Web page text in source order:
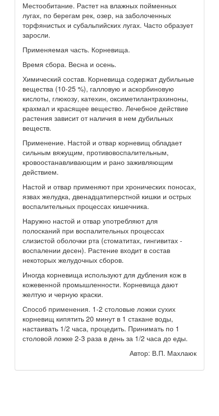
Местообитание. Растет на влажных пойменных
лугах, по берегам рек, озер, на заболоченных
торфянистых и субальпийских лугах. Часто образует
заросли.
Применяемая часть. Корневища.
Время сбора. Весна и осень.
Химический состав. Корневища содержат дубильные
вещества (10-25 %), галловую и аскорбиновую
кислоты, глюкозу, катехин, оксиметилантрахиноны,
крахмал и красящее вещество. Лечебное действие
растения зависит от наличия в нем дубильных
веществ.
Применение. Настой и отвар корневищ обладает
сильным вяжущим, противовоспалительным,
кровоостанавливающим и рано заживляющим
действием.
Настой и отвар применяют при хронических поносах,
язвах желудка, двенадцатиперстной кишки и острых
воспалительных процессах кишечника.
Наружно настой и отвар употребляют для
полосканий при воспалительных процессах
слизистой оболочки рта (стоматитах, гингивитах -
воспалении десен). Растение входит в состав
некоторых желудочных сборов.
Иногда корневища используют для дубления кож в
кожевенной промышленности. Корневища дают
желтую и черную краски.
Способ применения. 1-2 столовые ложки сухих
корневищ кипятить 20 минут в 1 стакане воды,
настаивать 1/2 часа, процедить. Принимать по 1
столовой ложке 2-3 раза в день за 1/2 часа до еды.
Автор: В.П. Махлаюк